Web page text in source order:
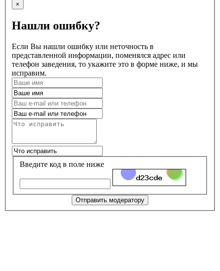
×
Нашли ошибку?
Если Вы нашли ошибку или неточность в
представленной информации, поменялся адрес или
телефон заведения, то укажите это в форме ниже, и мы
исправим.
Введите код в поле ниже
Отправить модератору